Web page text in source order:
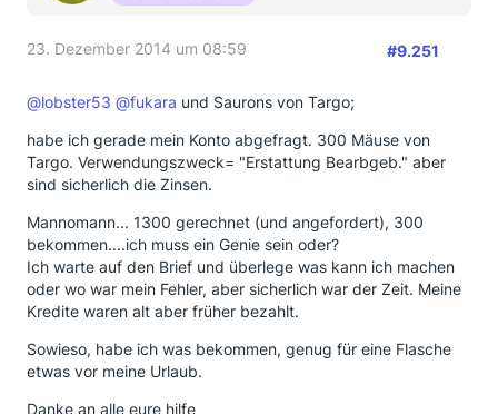
23. Dezember 2014 um 08:59 #9.251
@lobster53 @fukara und Saurons von Targo;
habe ich gerade mein Konto abgefragt. 300 Mäuse von
Targo. Verwendungszweck= "Erstattung Bearbgeb." aber
sind sicherlich die Zinsen.
Mannomann... 1300 gerechnet (und angefordert), 300
bekommen....ich muss ein Genie sein oder?
Ich warte auf den Brief und überlege was kann ich machen
oder wo war mein Fehler, aber sicherlich war der Zeit. Meine
Kredite waren alt aber früher bezahlt.
Sowieso, habe ich was bekommen, genug für eine Flasche
etwas vor meine Urlaub.
Danke an alle eure hilfe